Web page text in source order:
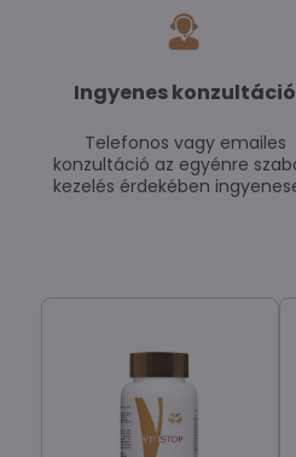
Ingyenes konzultáció
Telefonos vagy emailes
konzultáció az egyénre
kezelés érdekében